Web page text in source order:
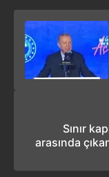
Sınır
arasında